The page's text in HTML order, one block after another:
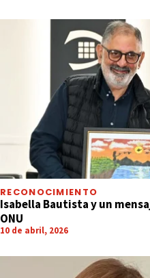
RECONOCIMIENTO
Isabella Bautista y un
ONU
10 de abril, 2026